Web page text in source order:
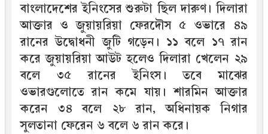
বাংলাদেশের ইনিংসের শুরুটা ছিল দারুণ। দিলারা
আক্তার ও জুয়ায়রিয়া ফেরদৌস ৫ ওভারে ৪৯
রানের উদ্বোধনী জুটি গড়েন। ১১ বলে ১৭ রান
করে জুয়ায়রিয়া আউট হলেও দিলারা খেলেন ২৯
বলে ৩৫ রানের ইনিংস। তবে মাঝের
ওভারগুলোতে রান কমে যায়। শারমিন আক্তার
করেন ৩৪ বলে ২৮ রান, অধিনায়ক নিগার
সুলতানা ফেরেন ৬ বলে ৬ রান করে।